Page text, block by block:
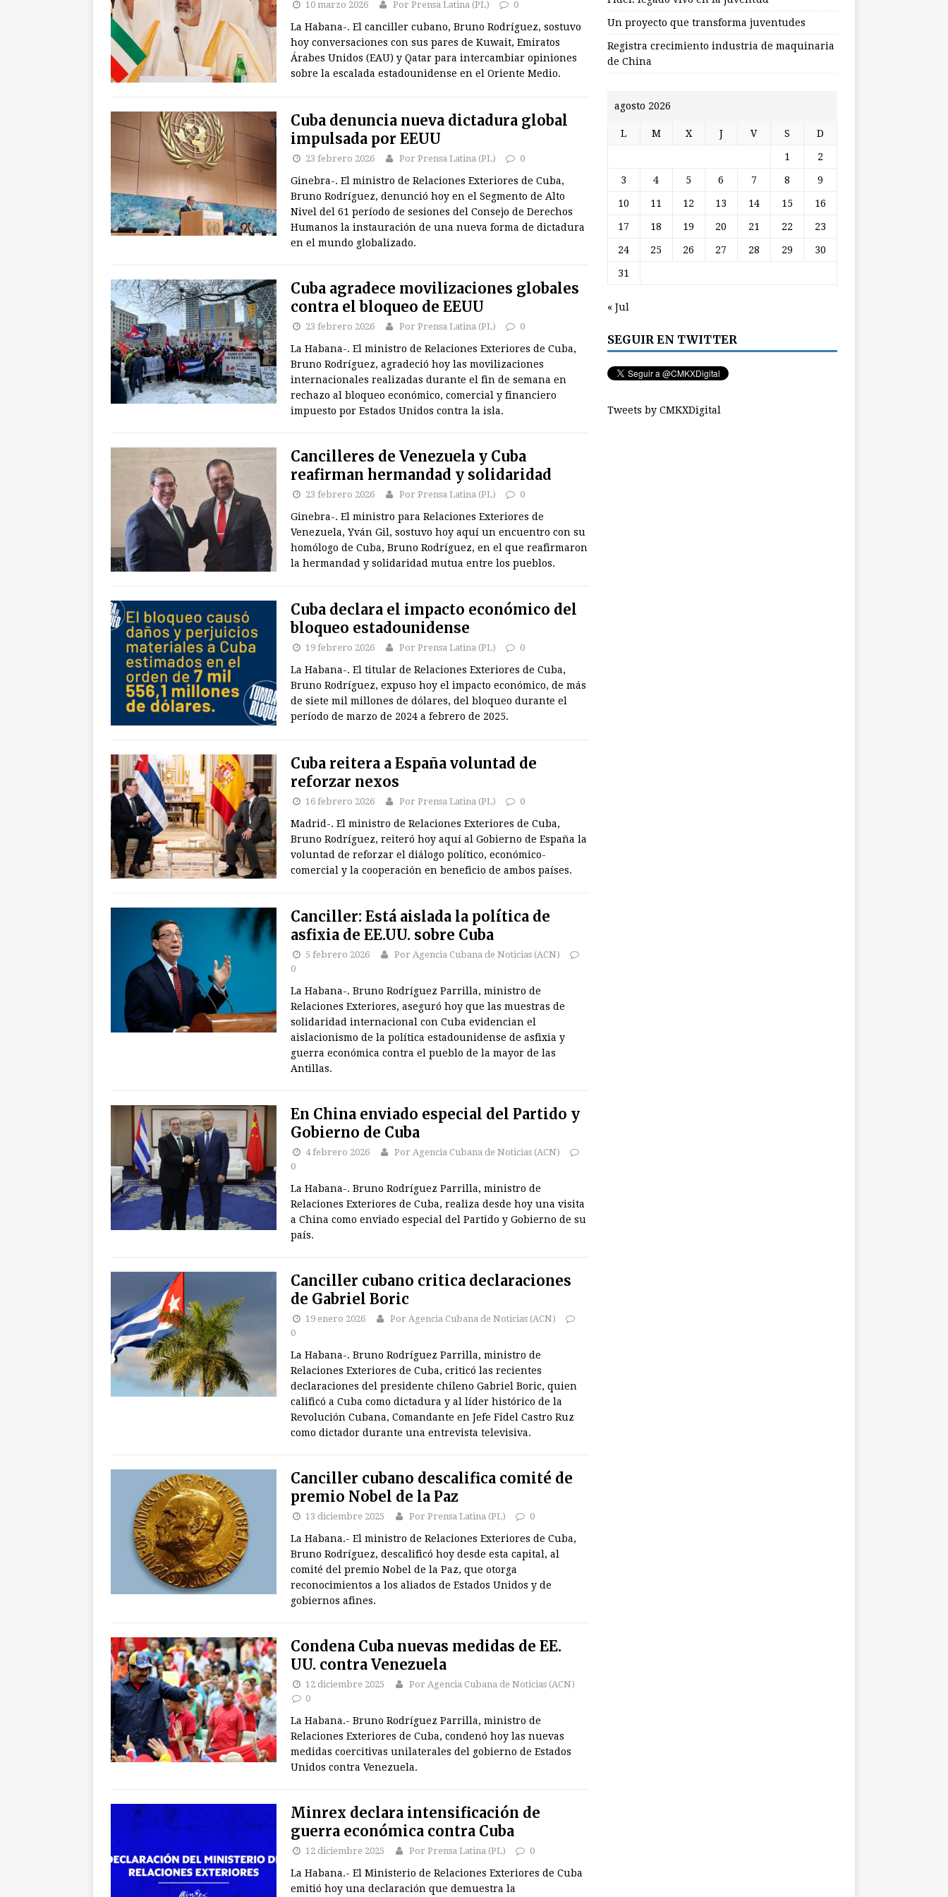
10 marzo 2026 Por Prensa Latina (PL) 0
La Habana-. El canciller cubano, Bruno Rodríguez, sostuvo
hoy conversaciones con sus pares de Kuwait, Emiratos
Árabes Unidos (EAU) y Qatar para intercambiar opiniones
sobre la escalada estadounidense en el Oriente Medio.
Cuba denuncia nueva dictadura global
impulsada por EEUU
23 febrero 2026 Por Prensa Latina (PL) 0
Ginebra-. El ministro de Relaciones Exteriores de Cuba,
Bruno Rodríguez, denunció hoy en el Segmento de Alto
Nivel del 61 período de sesiones del Consejo de Derechos
Humanos la instauración de una nueva forma de dictadura
en el mundo globalizado.
Cuba agradece movilizaciones globales
contra el bloqueo de EEUU
23 febrero 2026 Por Prensa Latina (PL) 0
La Habana-. El ministro de Relaciones Exteriores de Cuba,
Bruno Rodríguez, agradeció hoy las movilizaciones
internacionales realizadas durante el fin de semana en
rechazo al bloqueo económico, comercial y financiero
impuesto por Estados Unidos contra la isla.
Cancilleres de Venezuela y Cuba
reafirman hermandad y solidaridad
23 febrero 2026 Por Prensa Latina (PL) 0
Ginebra-. El ministro para Relaciones Exteriores de
Venezuela, Yván Gil, sostuvo hoy aquí un encuentro con su
homólogo de Cuba, Bruno Rodríguez, en el que reafirmaron
la hermandad y solidaridad mutua entre los pueblos.
Cuba declara el impacto económico del
bloqueo estadounidense
19 febrero 2026 Por Prensa Latina (PL) 0
La Habana-. El titular de Relaciones Exteriores de Cuba,
Bruno Rodríguez, expuso hoy el impacto económico, de más
de siete mil millones de dólares, del bloqueo durante el
período de marzo de 2024 a febrero de 2025.
Cuba reitera a España voluntad de
reforzar nexos
16 febrero 2026 Por Prensa Latina (PL) 0
Madrid-. El ministro de Relaciones Exteriores de Cuba,
Bruno Rodríguez, reiteró hoy aquí al Gobierno de España la
voluntad de reforzar el diálogo político, económico-
comercial y la cooperación en beneficio de ambos países.
Canciller: Está aislada la política de
asfixia de EE.UU. sobre Cuba
5 febrero 2026
Por Agencia Cubana de Noticias (ACN)
0
La Habana-. Bruno Rodríguez Parrilla, ministro de
Relaciones Exteriores, aseguró hoy que las muestras de
solidaridad internacional con Cuba evidencian el
aislacionismo de la política estadounidense de asfixia y
guerra económica contra el pueblo de la mayor de las
Antillas.
En China enviado especial del Partido y
Gobierno de Cuba
4 febrero 2026
Por Agencia Cubana de Noticias (ACN)
0
La Habana-. Bruno Rodríguez Parrilla, ministro de
Relaciones Exteriores de Cuba, realiza desde hoy una visita
a China como enviado especial del Partido y Gobierno de su
país.
Canciller cubano critica declaraciones
de Gabriel Boric
19 enero 2026
Por Agencia Cubana de Noticias (ACN)
0
La Habana-. Bruno Rodríguez Parrilla, ministro de
Relaciones Exteriores de Cuba, criticó las recientes
declaraciones del presidente chileno Gabriel Boric, quien
calificó a Cuba como dictadura y al líder histórico de la
Revolución Cubana, Comandante en Jefe Fidel Castro Ruz
como dictador durante una entrevista televisiva.
Canciller cubano descalifica comité de
premio Nobel de la Paz
13 diciembre 2025 Por Prensa Latina (PL) 0
La Habana.- El ministro de Relaciones Exteriores de Cuba,
Bruno Rodríguez, descalificó hoy desde esta capital, al
comité del premio Nobel de la Paz, que otorga
reconocimientos a los aliados de Estados Unidos y de
gobiernos afines.
Condena Cuba nuevas medidas de EE.
UU. contra Venezuela
12 diciembre 2025
Por Agencia Cubana de Noticias (ACN)
0
La Habana.- Bruno Rodríguez Parrilla, ministro de
Relaciones Exteriores de Cuba, condenó hoy las nuevas
medidas coercitivas unilaterales del gobierno de Estados
Unidos contra Venezuela.
Minrex declara intensificación de
guerra económica contra Cuba
12 diciembre 2025 Por Prensa Latina (PL) 0
La Habana.- El Ministerio de Relaciones Exteriores de Cuba
emitió hoy una declaración que demuestra la
Un proyecto que transforma juventudes
Registra crecimiento industria de maquinaria
de China
agosto 2026
L M X J V S D
1 2
3 4 5 6 7 8 9
10 11 12 13 14 15 16
17 18 19 20 21 22 23
24 25 26 27 28 29 30
31
« Jul
SEGUIR EN TWITTER
Tweets by CMKXDigital